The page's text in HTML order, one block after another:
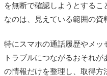
を無断で確認しようとする
なのは、見えている範囲の資
特にスマホの通話履歴やメッ
トラブルにつながるおそれ
の情報だけを整理し、取得